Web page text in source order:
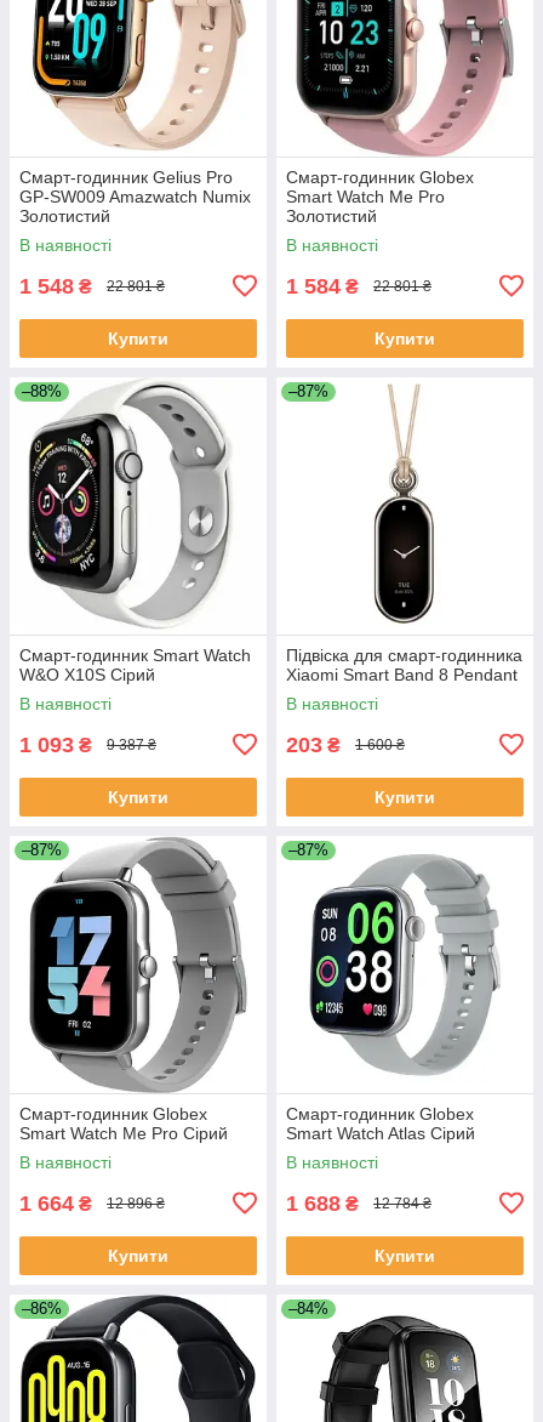
Смарт-годинник Gelius Pro
GP-SW009 Amazwatch Numix
Золотистий
В наявності
1 548 ₴ 22 801 ₴
Купити
Смарт-годинник Globex
Smart Watch Me Pro
Золотистий
В наявності
1 584 ₴ 22 801 ₴
Купити
–88%
Смарт-годинник Smart Watch
W&O X10S Сірий
В наявності
1 093 ₴ 9 387 ₴
Купити
–87%
Підвіска для смарт-годинника
Xiaomi Smart Band 8 Pendant
В наявності
203 ₴ 1 600 ₴
Купити
–87%
Смарт-годинник Globex
Smart Watch Me Pro Сірий
В наявності
1 664 ₴ 12 896 ₴
Купити
–87%
Смарт-годинник Globex
Smart Watch Atlas Сірий
В наявності
1 688 ₴ 12 784 ₴
Купити
–86% –84%